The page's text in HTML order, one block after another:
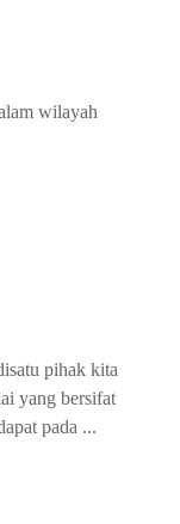
wilayah
pihak kita
yang bersifat
pada ...